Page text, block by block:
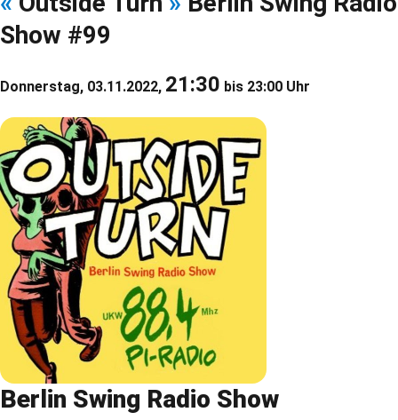
Show #99
Donnerstag, 03.11.2022, 21:30 bis 23:00 Uhr
Berlin Swing Radio Show